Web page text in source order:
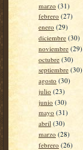
marzo (31)
febrero (27)
enero (29)
diciembre (30)
noviembre (29)
octubre (30)
septiembre (30)
agosto (30)
julio (23)
junio (30)
mayo (31)
abril (30)
marzo (28)
febrero (26)